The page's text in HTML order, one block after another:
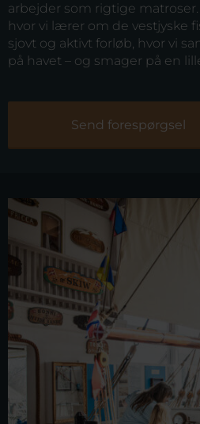
arbejder som rigtige
hvor vi lærer om de vestjyske
sjovt og aktivt forløb, hvor vi
på havet – og smager på en
Send forespørgsel